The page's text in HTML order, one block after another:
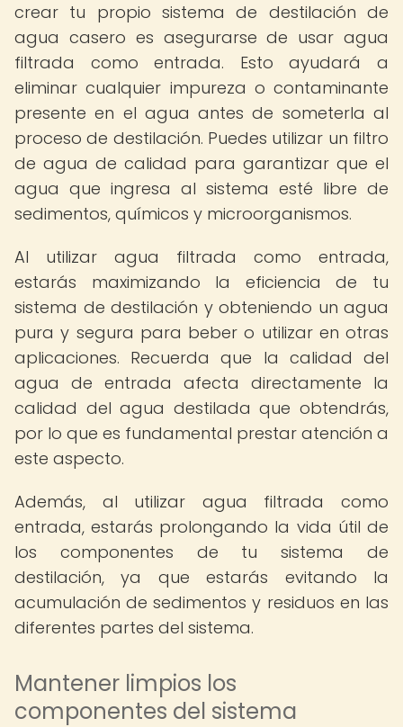
crear tu propio sistema de destilación de
agua casero es asegurarse de usar agua
filtrada como entrada. Esto ayudará a
eliminar cualquier impureza o contaminante
presente en el agua antes de someterla al
proceso de destilación. Puedes utilizar un filtro
de agua de calidad para garantizar que el
agua que ingresa al sistema esté libre de
sedimentos, químicos y microorganismos.
Al utilizar agua filtrada como entrada,
estarás maximizando la eficiencia de tu
sistema de destilación y obteniendo un agua
pura y segura para beber o utilizar en otras
aplicaciones. Recuerda que la calidad del
agua de entrada afecta directamente la
calidad del agua destilada que obtendrás,
por lo que es fundamental prestar atención a
este aspecto.
Además, al utilizar agua filtrada como
entrada, estarás prolongando la vida útil de
los componentes de tu sistema de
destilación, ya que estarás evitando la
acumulación de sedimentos y residuos en las
diferentes partes del sistema.
Mantener limpios los
componentes del sistema